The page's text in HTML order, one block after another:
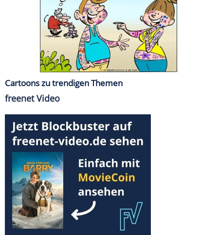
Cartoons zu trendigen Themen
freenet Video